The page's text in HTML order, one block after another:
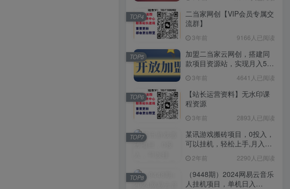
二当家网创【VIP会员专属交
流群】
3年前 9166人已阅读
TOP4
加盟二当家云网创，搭建同
款项目资源站，实现月入5万
3年前 4641人已阅读
TOP5
【站长运营资料】无水印课
程资源
3年前 2893人已阅读
TOP6
某讯游戏搬砖项目，0投入，
可以挂机，轻松上手,月入
2年前 2290人已阅读
TOP7
（9448期）2024网易云音乐
人挂机项目，单机日入
TOP8